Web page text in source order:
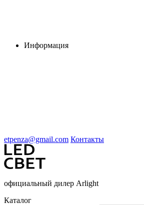
Информация
etpenza@gmail.com Контакты
официальный дилер Arlight
Каталог